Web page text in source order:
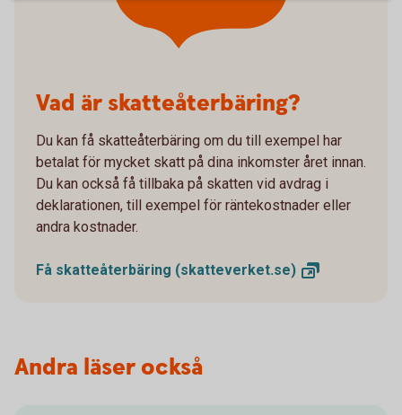
Vad är skatteåterbäring?
Du kan få skatteåterbäring om du till exempel har
betalat för mycket skatt på dina inkomster året innan.
Du kan också få tillbaka på skatten vid avdrag i
deklarationen, till exempel för räntekostnader eller
andra kostnader.
Få skatteåterbäring (skatteverket.se)
Andra läser också